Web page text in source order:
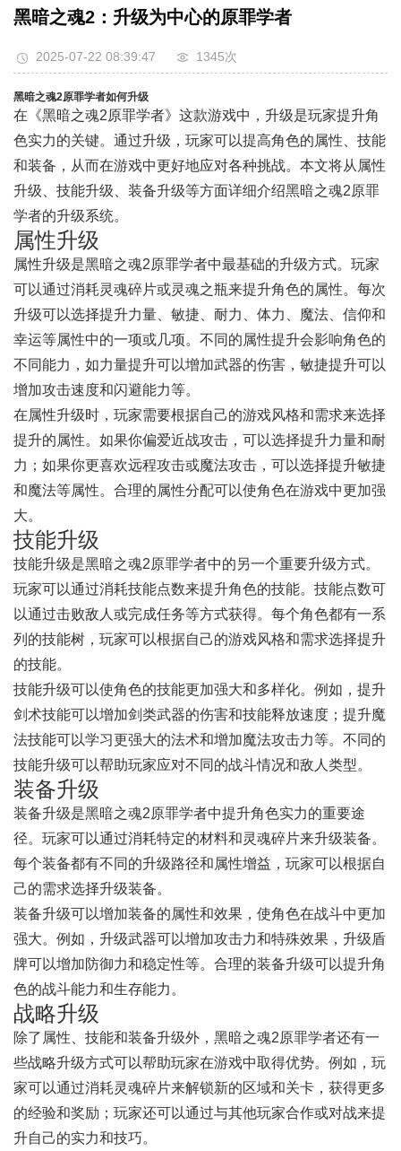
黑暗之魂2：升级为中心的原罪学者
2025-07-22 08:39:47 1345次
黑暗之魂2原罪学者如何升级
在《黑暗之魂2原罪学者》这款游戏中，升级是玩家提升角
色实力的关键。通过升级，玩家可以提高角色的属性、技能
和装备，从而在游戏中更好地应对各种挑战。本文将从属性
升级、技能升级、装备升级等方面详细介绍黑暗之魂2原罪
学者的升级系统。
属性升级
属性升级是黑暗之魂2原罪学者中最基础的升级方式。玩家
可以通过消耗灵魂碎片或灵魂之瓶来提升角色的属性。每次
升级可以选择提升力量、敏捷、耐力、体力、魔法、信仰和
幸运等属性中的一项或几项。不同的属性提升会影响角色的
不同能力，如力量提升可以增加武器的伤害，敏捷提升可以
增加攻击速度和闪避能力等。
在属性升级时，玩家需要根据自己的游戏风格和需求来选择
提升的属性。如果你偏爱近战攻击，可以选择提升力量和耐
力；如果你更喜欢远程攻击或魔法攻击，可以选择提升敏捷
和魔法等属性。合理的属性分配可以使角色在游戏中更加强
大。
技能升级
技能升级是黑暗之魂2原罪学者中的另一个重要升级方式。
玩家可以通过消耗技能点数来提升角色的技能。技能点数可
以通过击败敌人或完成任务等方式获得。每个角色都有一系
列的技能树，玩家可以根据自己的游戏风格和需求选择提升
的技能。
技能升级可以使角色的技能更加强大和多样化。例如，提升
剑术技能可以增加剑类武器的伤害和技能释放速度；提升魔
法技能可以学习更强大的法术和增加魔法攻击力等。不同的
技能升级可以帮助玩家应对不同的战斗情况和敌人类型。
装备升级
装备升级是黑暗之魂2原罪学者中提升角色实力的重要途
径。玩家可以通过消耗特定的材料和灵魂碎片来升级装备。
每个装备都有不同的升级路径和属性增益，玩家可以根据自
己的需求选择升级装备。
装备升级可以增加装备的属性和效果，使角色在战斗中更加
强大。例如，升级武器可以增加攻击力和特殊效果，升级盾
牌可以增加防御力和稳定性等。合理的装备升级可以提升角
色的战斗能力和生存能力。
战略升级
除了属性、技能和装备升级外，黑暗之魂2原罪学者还有一
些战略升级方式可以帮助玩家在游戏中取得优势。例如，玩
家可以通过消耗灵魂碎片来解锁新的区域和关卡，获得更多
的经验和奖励；玩家还可以通过与其他玩家合作或对战来提
升自己的实力和技巧。